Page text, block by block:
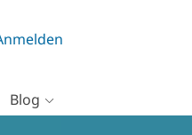
Blog